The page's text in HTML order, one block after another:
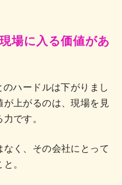
場に入る価値があ
ハードルは下がりまし
上がるのは、現場を見
です。
く、その会社にとって
。